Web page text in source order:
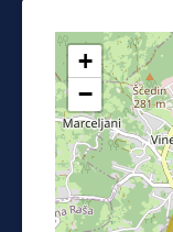
+
−